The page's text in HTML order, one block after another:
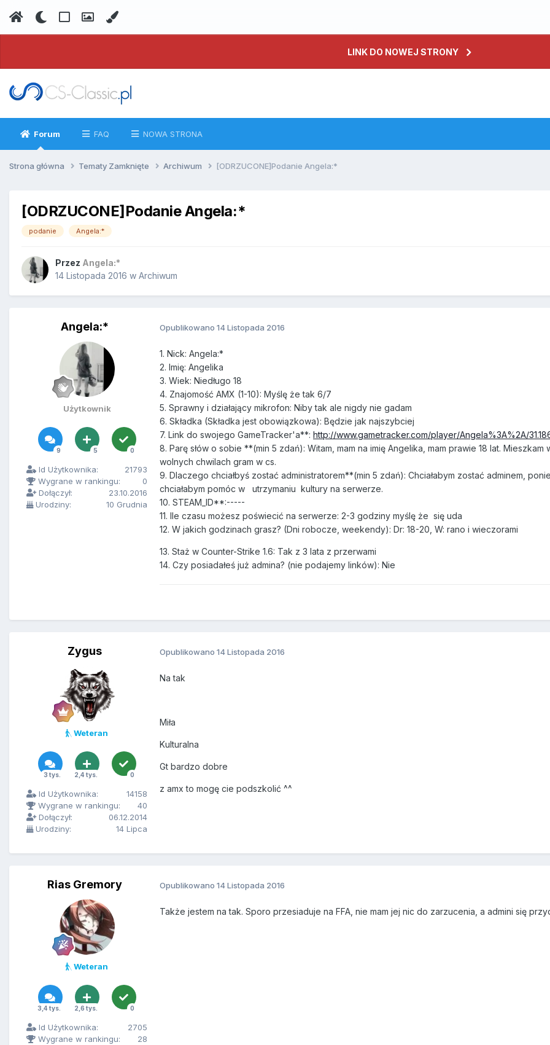
LINK DO NOWEJ STRONY
Forum FAQ NOWA STRONA
Strona główna Tematy Zamknięte Archiwum [ODRZUCONE]Podanie Angela:*
[ODRZUCONE]Podanie Angela:*
podanie Angela:*
Przez Angela:*
14 Listopada 2016 w Archiwum
Angela:*
Użytkownik
9 5 0
Id Użytkownika:
21793
Wygrane w rankingu:
0
Dołączył:
23.10.2016
Urodziny:
10 Grudnia
Opublikowano 14 Listopada 2016
1. Nick: Angela:*
2. Imię: Angelika
3. Wiek: Niedługo 18
4. Znajomość AMX (1-10): Myślę że tak 6/7
5. Sprawny i działający mikrofon: Niby tak ale nigdy nie gadam
6. Składka (Składka jest obowiązkowa): Będzie jak najszybciej
7. Link do swojego GameTracker'a**: http://www.gametracker.com/player/Angela%3A%2A/
8. Parę słów o sobie **(min 5 zdań): Witam, mam na imię Angelika, mam prawie 18 lat.
wolnych chwilach gram w cs.
9. Dlaczego chciałbyś zostać administratorem**(min 5 zdań): Chciałabym zostać adminem,
chciałabym pomóc w utrzymaniu kultury na serwerze.
10. STEAM_ID**:-----
11. Ile czasu możesz poświecić na serwerze: 2-3 godziny myślę że się uda
12. W jakich godzinach grasz? (Dni robocze, weekendy): Dr: 18-20, W: rano i wieczorami
13. Staż w Counter-Strike 1.6: Tak z 3 lata z przerwami
14. Czy posiadałeś już admina? (nie podajemy linków): Nie
Zygus
Weteran
3 tys. 2,4 tys. 0
Id Użytkownika:
14158
Wygrane w rankingu:
40
Dołączył:
06.12.2014
Urodziny:
14 Lipca
Opublikowano 14 Listopada 2016
Na tak
Miła
Kulturalna
Gt bardzo dobre
z amx to mogę cie podszkolić ^^
Rias Gremory
Weteran
3,4 tys. 2,6 tys. 0
Id Użytkownika:
2705
Wygrane w rankingu:
28
Opublikowano 14 Listopada 2016
Także jestem na tak. Sporo przesiaduje na FFA, nie mam jej nic do zarzucenia, a admini się